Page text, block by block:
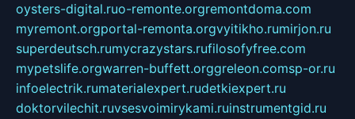
oysters-digital.ruo-remonte.orgremontdoma.com
myremont.orgportal-remonta.orgvyitikho.rumirjon.ru
superdeutsch.rumycrazystars.rufilosofyfree.com
mypetslife.orgwarren-buffett.orggreleon.comsp-or.ru
infoelectrik.rumaterialexpert.rudetkiexpert.ru
doktorvilechit.ruvsesvoimirykami.ruinstrumentgid.ru